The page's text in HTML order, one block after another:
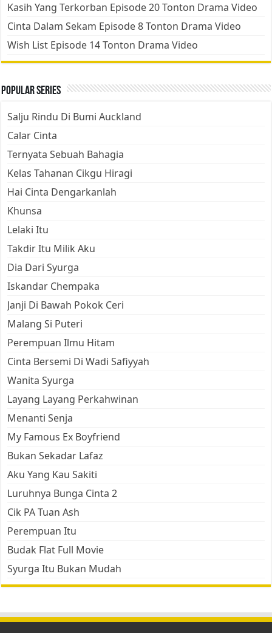
Kasih Yang Terkorban Episode 20 Tonton Drama Video
Cinta Dalam Sekam Episode 8 Tonton Drama Video
Wish List Episode 14 Tonton Drama Video
Popular Series
Salju Rindu Di Bumi Auckland
Calar Cinta
Ternyata Sebuah Bahagia
Kelas Tahanan Cikgu Hiragi
Hai Cinta Dengarkanlah
Khunsa
Lelaki Itu
Takdir Itu Milik Aku
Dia Dari Syurga
Iskandar Chempaka
Janji Di Bawah Pokok Ceri
Malang Si Puteri
Perempuan Ilmu Hitam
Cinta Bersemi Di Wadi Safiyyah
Wanita Syurga
Layang Layang Perkahwinan
Menanti Senja
My Famous Ex Boyfriend
Bukan Sekadar Lafaz
Aku Yang Kau Sakiti
Luruhnya Bunga Cinta 2
Cik PA Tuan Ash
Perempuan Itu
Budak Flat Full Movie
Syurga Itu Bukan Mudah